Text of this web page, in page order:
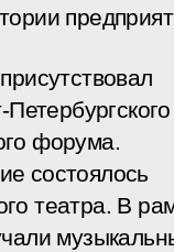
форума.
состоялось
театра. В